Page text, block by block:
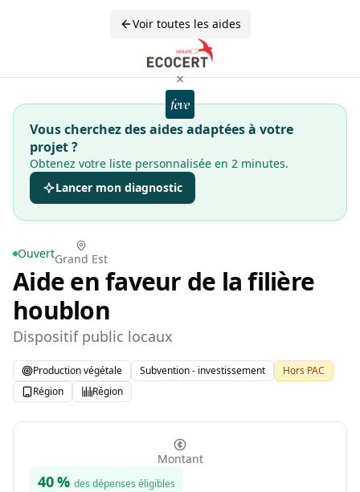
Voir toutes les aides
×
Vous cherchez des aides adaptées à votre
projet ?
Obtenez votre liste personnalisée en 2 minutes.
Lancer mon diagnostic
OuvertGrand Est
Aide en faveur de la filière
houblon
Dispositif public locaux
Production végétale Subvention - investissement
Hors PAC
Région
Région
Montant
40 % des dépenses éligibles